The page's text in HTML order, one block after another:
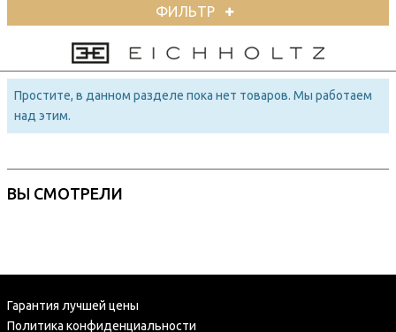
ФИЛЬТР
Простите, в данном разделе пока нет товаров. Мы работаем
над этим.
ВЫ СМОТРЕЛИ
Гарантия лучшей цены
Политика конфиденциальности